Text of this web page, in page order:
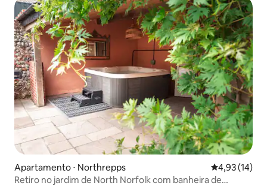
Apartamento ⋅ Northrepps 4,93 de uma
4,93 (14)
Retiro no jardim de North Norfolk com banheira de